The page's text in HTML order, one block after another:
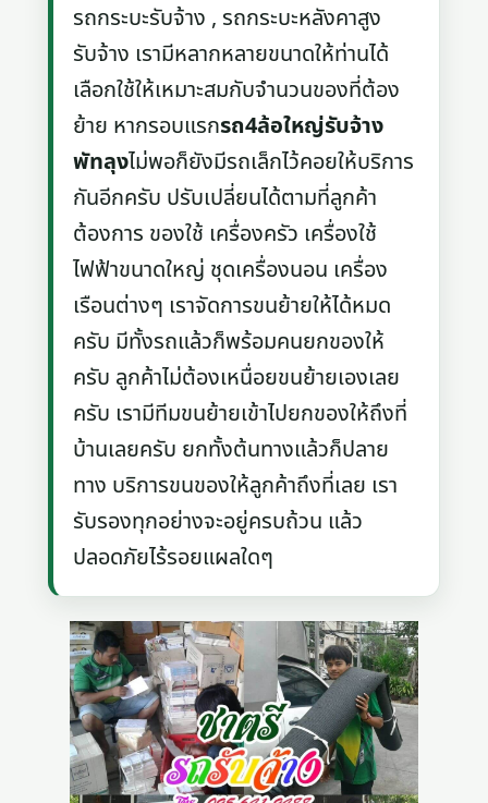
รถกระบะรับจ้าง , รถกระบะหลังคาสูง
รับจ้าง เรามีหลากหลายขนาดให้ท่านได้
เลือกใช้ให้เหมาะสมกับจำนวนของที่ต้อง
ย้าย หากรอบแรกรถ4ล้อใหญ่รับจ้าง
พัทลุงไม่พอก็ยังมีรถเล็กไว้คอยให้บริการ
กันอีกครับ ปรับเปลี่ยนได้ตามที่ลูกค้า
ต้องการ ของใช้ เครื่องครัว เครื่องใช้
ไฟฟ้าขนาดใหญ่ ชุดเครื่องนอน เครื่อง
เรือนต่างๆ เราจัดการขนย้ายให้ได้หมด
ครับ มีทั้งรถแล้วก็พร้อมคนยกของให้
ครับ ลูกค้าไม่ต้องเหนื่อยขนย้ายเองเลย
ครับ เรามีทีมขนย้ายเข้าไปยกของให้ถึงที่
บ้านเลยครับ ยกทั้งต้นทางแล้วก็ปลาย
ทาง บริการขนของให้ลูกค้าถึงที่เลย เรา
รับรองทุกอย่างจะอยู่ครบถ้วน แล้ว
ปลอดภัยไร้รอยแผลใดๆ